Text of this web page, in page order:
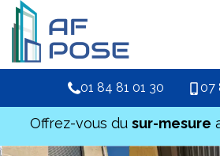
01 84 81 01 30 07
Offrez-vous du sur-mesure